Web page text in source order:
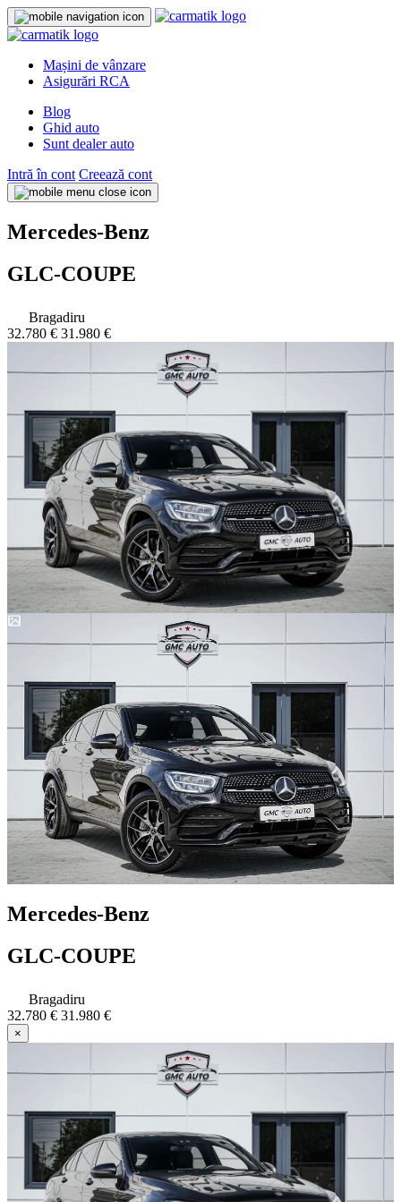
Mașini de vânzare
Asigurări RCA
Blog
Ghid auto
Sunt dealer auto
Intră în cont Creează cont
Mercedes-Benz
GLC-COUPE
Bragadiru
32.780 € 31.980 €
Mercedes-Benz
GLC-COUPE
Bragadiru
32.780 € 31.980 €
×